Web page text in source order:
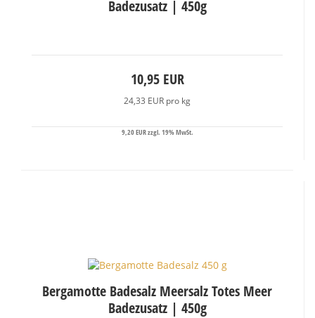
Badezusatz | 450g
10,95 EUR
24,33 EUR pro kg
9,20 EUR zzgl. 19% MwSt.
Bergamotte Badesalz Meersalz Totes Meer
Badezusatz | 450g